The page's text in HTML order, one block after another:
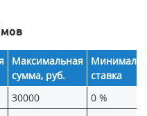
Максимальная
сумма, руб.
ставка
30000
0 %